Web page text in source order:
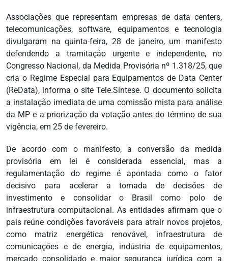
Associações que representam empresas de data centers,
telecomunicações, software, equipamentos e tecnologia
divulgaram na quinta-feira, 28 de janeiro, um manifesto
defendendo a tramitação urgente e independente, no
Congresso Nacional, da Medida Provisória nº 1.318/25, que
cria o Regime Especial para Equipamentos de Data Center
(ReData), informa o site Tele.Síntese. O documento solicita
a instalação imediata de uma comissão mista para análise
da MP e a priorização da votação antes do término de sua
vigência, em 25 de fevereiro.
De acordo com o manifesto, a conversão da medida
provisória em lei é considerada essencial, mas a
regulamentação do regime é apontada como o fator
decisivo para acelerar a tomada de decisões de
investimento e consolidar o Brasil como polo de
infraestrutura computacional. As entidades afirmam que o
país reúne condições favoráveis para atrair novos projetos,
como matriz energética renovável, infraestrutura de
comunicações e de energia, indústria de equipamentos,
mercado consolidado e maior segurança jurídica com a